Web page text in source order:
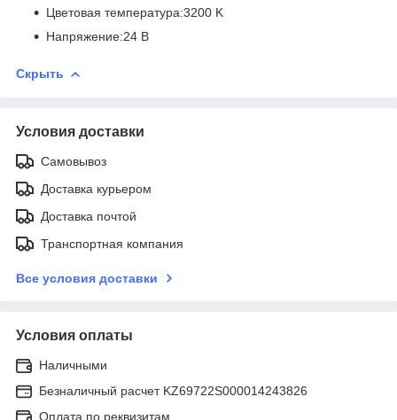
Цветовая температура:3200 K
Напряжение:24 В
Скрыть
Условия доставки
Самовывоз
Доставка курьером
Доставка почтой
Транспортная компания
Все условия доставки
Условия оплаты
Наличными
Безналичный расчет KZ69722S000014243826
Оплата по реквизитам